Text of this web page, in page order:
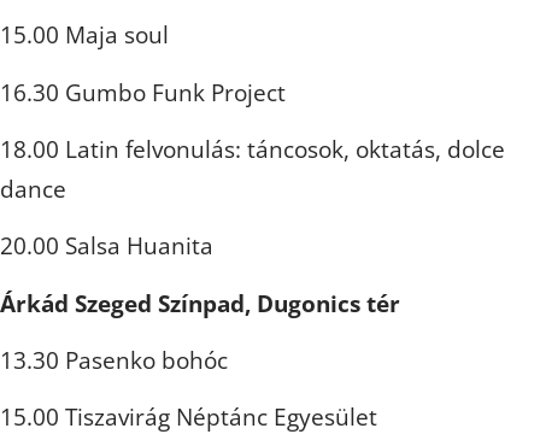
15.00 Maja soul
16.30 Gumbo Funk Project
18.00 Latin felvonulás: táncosok, oktatás, dolce
dance
20.00 Salsa Huanita
Árkád Szeged Színpad, Dugonics tér
13.30 Pasenko bohóc
15.00 Tiszavirág Néptánc Egyesület